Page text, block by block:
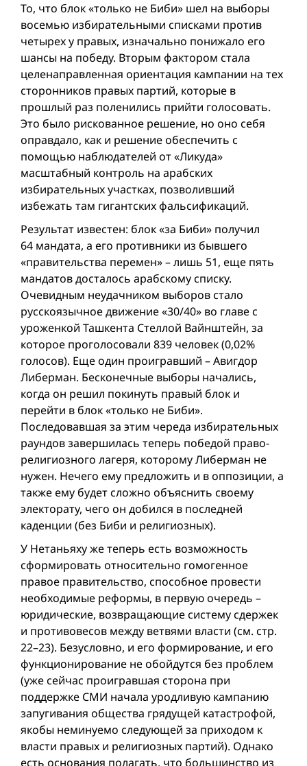
То, что блок «только не Биби» шел на выборы
восемью избирательными списками против
четырех у правых, изначально понижало его
шансы на победу. Вторым фактором стала
целенаправленная ориентация кампании на тех
сторонников правых партий, которые в
прошлый раз поленились прийти голосовать.
Это было рискованное решение, но оно себя
оправдало, как и решение обеспечить с
помощью наблюдателей от «Ликуда»
масштабный контроль на арабских
избирательных участках, позволивший
избежать там гигантских фальсификаций.
Результат известен: блок «за Биби» получил
64 мандата, а его противники из бывшего
«правительства перемен» – лишь 51, еще пять
мандатов досталось арабскому списку.
Очевидным неудачником выборов стало
русскоязычное движение «30/40» во главе с
уроженкой Ташкента Стеллой Вайнштейн, за
которое проголосовали 839 человек (0,02%
голосов). Еще один проигравший – Авигдор
Либерман. Бесконечные выборы начались,
когда он решил покинуть правый блок и
перейти в блок «только не Биби».
Последовавшая за этим череда избирательных
раундов завершилась теперь победой право-
религиозного лагеря, которому Либерман не
нужен. Нечего ему предложить и в оппозиции, а
также ему будет сложно объяснить своему
электорату, чего он добился в последней
каденции (без Биби и религиозных).
У Нетаньяху же теперь есть возможность
сформировать относительно гомогенное
правое правительство, способное провести
необходимые реформы, в первую очередь –
юридические, возвращающие систему сдержек
и противовесов между ветвями власти (см. стр.
22–23). Безусловно, и его формирование, и его
функционирование не обойдутся без проблем
(уже сейчас проигравшая сторона при
поддержке СМИ начала уродливую кампанию
запугивания общества грядущей катастрофой,
якобы неминуемо следующей за приходом к
власти правых и религиозных партий). Однако
есть основания полагать, что большинство из